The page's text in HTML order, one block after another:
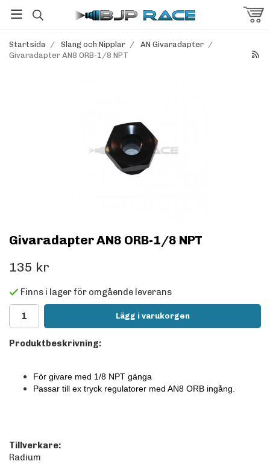
Startsida / Slang och Nipplar / AN Givaradapter /
Givaradapter AN8 ORB-1/8 NPT
Givaradapter AN8 ORB-1/8 NPT
135 kr
Finns i lager för omgående leverans
Lägg i varukorgen
Produktbeskrivning:
För givare med 1/8 NPT gänga
Passar till ex tryck regulatorer med AN8 ORB ingång.
Tillverkare:
Radium